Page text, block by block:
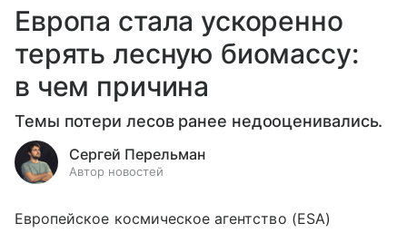
Европа стала ускоренно
терять лесную биомассу:
в чем причина
Темы потери лесов ранее недооценивались.
Сергей Перельман
Автор новостей
Европейское космическое агентство (ESA)